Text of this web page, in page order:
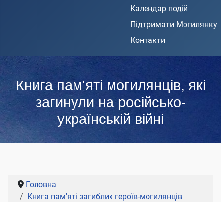
Календар подій
Підтримати Могилянку
Контакти
Книга пам'яті могилянців, які
загинули на російсько-
українській війні
Головна
Книга пам'яті загиблих героїв-могилянців